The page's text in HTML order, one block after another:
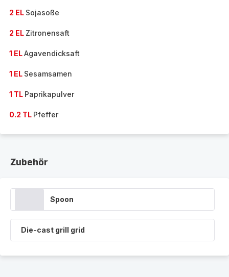
2 EL Sojasoße
2 EL Zitronensaft
1 ELAgavendicksaft
1 EL Sesamsamen
1 TL Paprikapulver
0.2 TL Pfeffer
Zubehör
Spoon
Die-cast grill grid